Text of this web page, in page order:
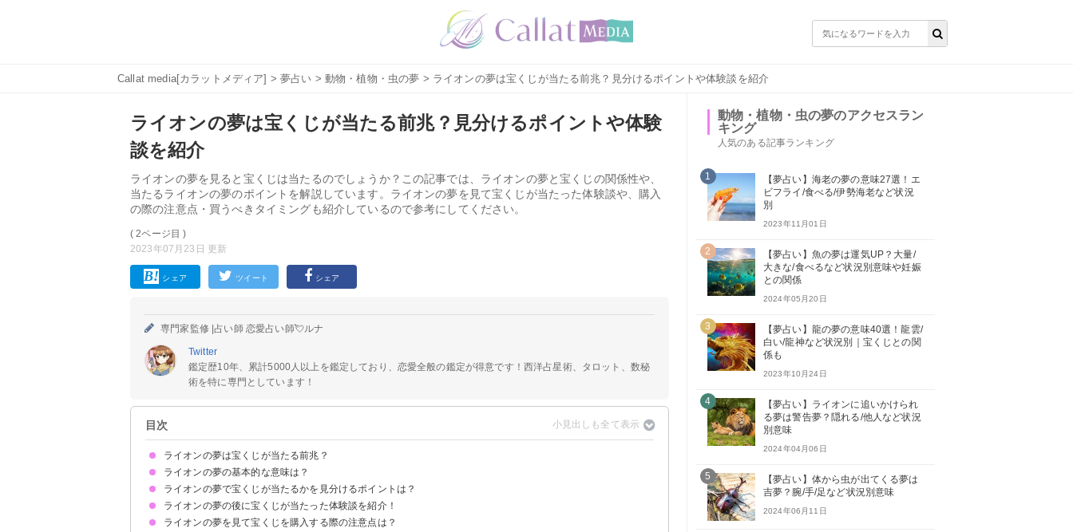
Callat media[カラットメディア] >夢占い > 動物・植物・虫の夢 > ライオンの夢は宝くじが当たる前兆？見分けるポイントや体験談を紹介
ライオンの夢は宝くじが当たる前兆？見分けるポイントや体験
談を紹介
ライオンの夢を見ると宝くじは当たるのでしょうか？この記事では、ライオンの夢と宝くじの関係性や、
当たるライオンの夢のポイントを解説しています。ライオンの夢を見て宝くじが当たった体験談や、購入
の際の注意点・買うべきタイミングも紹介しているので参考にしてください。
( 2ページ目 )
2023年07月23日 更新
シェア ツイート シェア
専門家監修 |占い師 恋愛占い師💘ルナ
Twitter
鑑定歴10年、累計5000人以上を鑑定しており、恋愛全般の鑑定が得意です！西洋占星術、タロット、数秘
術を特に専門としています！
目次
ライオンの夢は宝くじが当たる前兆？
ライオンの夢の基本的な意味は？
エネルギーの高まり・運気上昇の暗示
ただし夢の内容次第では金運が下がっているかも
ライオンの夢で宝くじが当たるかを見分けるポイントは？
①ライオンが何色だったか
②ライオンの赤ちゃんが出てきたか
③ライオンが何をしていたか
ライオンの夢の後に宝くじが当たった体験談を紹介！
体験談①金色のライオンの夢
体験談②ライオンが小判を掘り当てる夢
ライオンの夢を見て宝くじを購入する際の注意点は？
動物・植物・虫の夢のアクセスラン
キング
人気のある記事ランキング
1
【夢占い】海老の夢の意味27選！エ
ビフライ/食べる/伊勢海老など状況
別
2023年11月01日
2
【夢占い】魚の夢は運気UP？大量/
大きな/食べるなど状況別意味や妊娠
との関係
2024年05月20日
3
【夢占い】龍の夢の意味40選！龍雲/
白い/龍神など状況別｜宝くじとの関
係も
2023年10月24日
4
【夢占い】ライオンに追いかけられ
る夢は警告夢？隠れる/他人など状況
別意味
2024年04月06日
5
【夢占い】体から虫が出てくる夢は
吉夢？腕/手/足など状況別意味
2024年06月11日